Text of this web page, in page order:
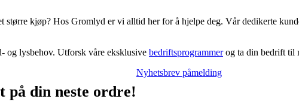
kjøp? Hos Gromlyd er vi alltid her for å hjelpe deg. Vår dedikerte
og lysbehov. Utforsk våre eksklusive bedriftsprogrammerog ta din bedrift til
på din neste ordre!
Nyhetsbrev påmelding